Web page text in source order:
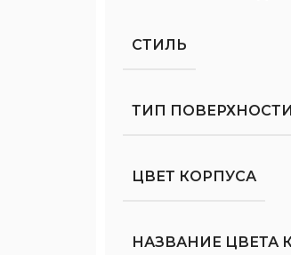
СТИЛЬ
ТИП
ЦВЕТ КОРПУСА
НАЗВАНИЕ ЦВЕТА